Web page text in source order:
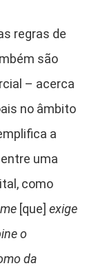
regras de
são
– acerca
no âmbito
a
uma
como
[que] exige
o
da